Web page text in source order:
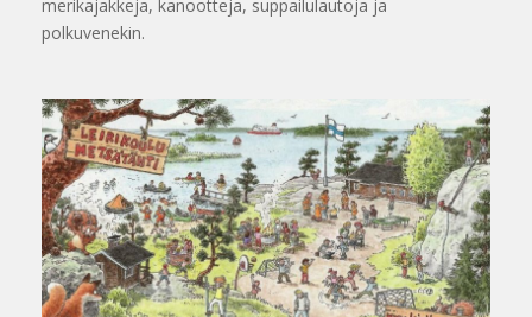
merikajakkeja, kanootteja, suppailulautoja ja
polkuvenekin.